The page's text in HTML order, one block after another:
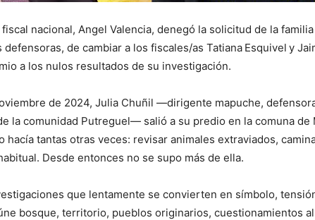
nacional, Angel Valencia, denegó la solicitud de la
de cambiar a los fiscales/as Tatiana Esquivel y
a los nulos resultados de su investigación.
de 2024, Julia Chuñil —dirigente mapuche,
la comunidad Putreguel— salió a su predio en la comuna de
hacía tantas otras veces: revisar animales extraviados,
Desde entonces no se supo más de ella.
que lentamente se convierten en símbolo,
bosque, territorio, pueblos originarios, cuestionamientos al